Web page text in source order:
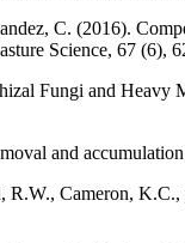
C. (2016).
Science, 67 (6),
Fungi and Heavy
and
Cameron, K.C.,